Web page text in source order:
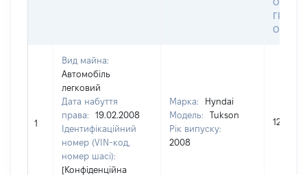
1
Вид майна:
Автомобіль
легковий
Дата набуття
права:
19.02.2008
Ідентифікаційний
номер (VIN-код,
номер шасі):
[Конфіденційна
Марка:
Hyndai
Модель:
Tukson
Рік випуску:
2008
125000